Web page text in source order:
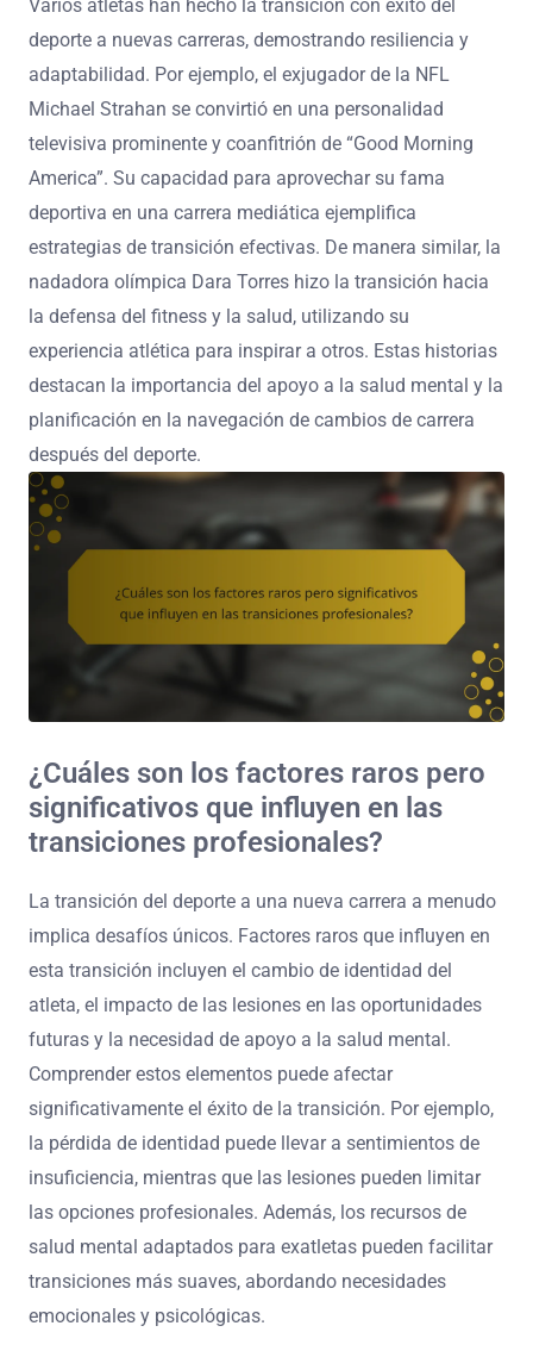
Varios atletas han hecho la transición con éxito del
deporte a nuevas carreras, demostrando resiliencia y
adaptabilidad. Por ejemplo, el exjugador de la NFL
Michael Strahan se convirtió en una personalidad
televisiva prominente y coanfitrión de “Good Morning
America”. Su capacidad para aprovechar su fama
deportiva en una carrera mediática ejemplifica
estrategias de transición efectivas. De manera similar, la
nadadora olímpica Dara Torres hizo la transición hacia
la defensa del fitness y la salud, utilizando su
experiencia atlética para inspirar a otros. Estas historias
destacan la importancia del apoyo a la salud mental y la
planificación en la navegación de cambios de carrera
después del deporte.
¿Cuáles son los factores raros pero
significativos que influyen en las
transiciones profesionales?
La transición del deporte a una nueva carrera a menudo
implica desafíos únicos. Factores raros que influyen en
esta transición incluyen el cambio de identidad del
atleta, el impacto de las lesiones en las oportunidades
futuras y la necesidad de apoyo a la salud mental.
Comprender estos elementos puede afectar
significativamente el éxito de la transición. Por ejemplo,
la pérdida de identidad puede llevar a sentimientos de
insuficiencia, mientras que las lesiones pueden limitar
las opciones profesionales. Además, los recursos de
salud mental adaptados para exatletas pueden facilitar
transiciones más suaves, abordando necesidades
emocionales y psicológicas.